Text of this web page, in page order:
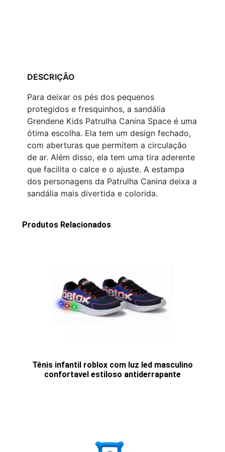
DESCRIÇÃO
Para deixar os pés dos pequenos
protegidos e fresquinhos, a sandália
Grendene Kids Patrulha Canina Space é uma
ótima escolha. Ela tem um design fechado,
com aberturas que permitem a circulação
de ar. Além disso, ela tem uma tira aderente
que facilita o calce e o ajuste. A estampa
dos personagens da Patrulha Canina deixa a
sandália mais divertida e colorida.
Produtos Relacionados
Tênis infantil roblox com luz led masculino
confortavel estiloso antiderrapante